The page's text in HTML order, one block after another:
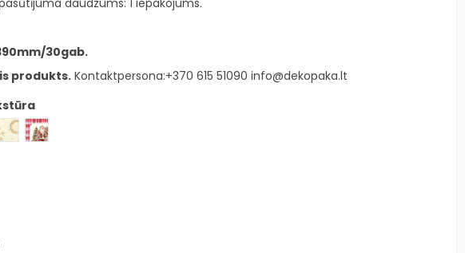
daudzums: 1 iepakojums.
30gab.
produkts.Kontaktpersona:+370 615 51090 info@dekopaka.lt
sarkanais
Visuma baltā krāsā
Santa namai